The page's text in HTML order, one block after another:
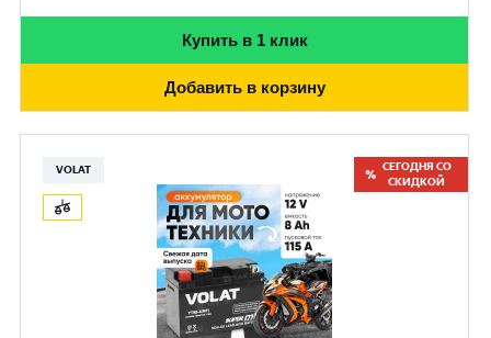
Купить в 1 клик
Добавить в корзину
VOLAT
СЕГОДНЯ СО
СКИДКОЙ